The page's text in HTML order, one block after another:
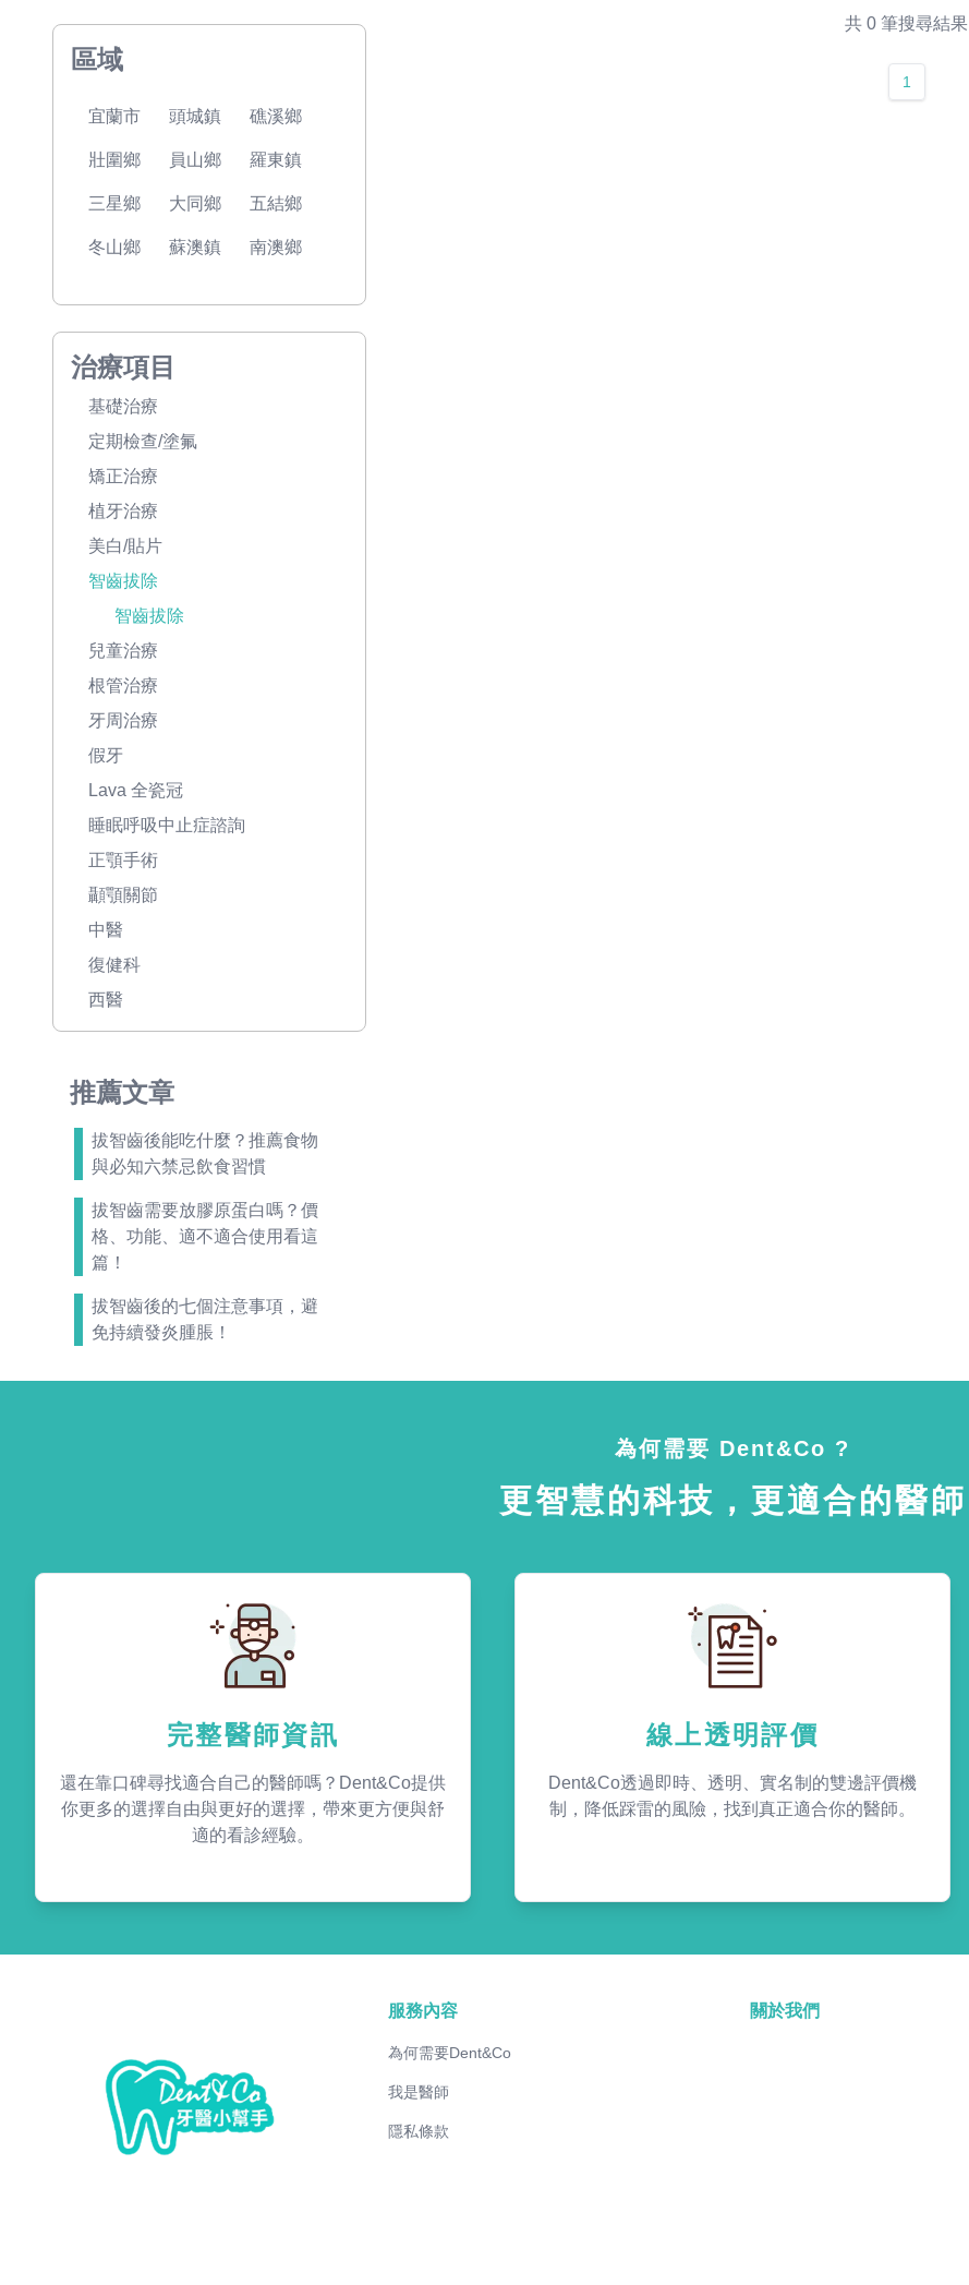
區域
宜蘭市 頭城鎮 礁溪鄉
壯圍鄉 員山鄉 羅東鎮
三星鄉 大同鄉 五結鄉
冬山鄉 蘇澳鎮 南澳鄉
治療項目
基礎治療
定期檢查/塗氟
矯正治療
植牙治療
美白/貼片
智齒拔除
智齒拔除
兒童治療
根管治療
牙周治療
假牙
Lava 全瓷冠
睡眠呼吸中止症諮詢
正顎手術
顳顎關節
中醫
復健科
西醫
推薦文章
拔智齒後能吃什麼？推薦食物
與必知六禁忌飲食習慣
拔智齒需要放膠原蛋白嗎？價
格、功能、適不適合使用看這
篇！
拔智齒後的七個注意事項，避
免持續發炎腫脹！
共 0 筆搜尋結果
1
為何需要 Dent&Co ?
更智慧的科技，更適合的醫師
完整醫師資訊
還在靠口碑尋找適合自己的醫師嗎？Dent&Co提供
你更多的選擇自由與更好的選擇，帶來更方便與舒
適的看診經驗。
線上透明評價
Dent&Co透過即時、透明、實名制的雙邊評價機
制，降低踩雷的風險，找到真正適合你的醫師。
服務內容
為何需要Dent&Co
我是醫師
隱私條款
關於我們